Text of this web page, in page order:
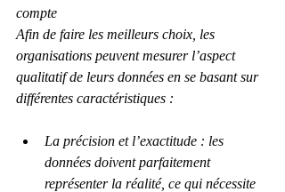
compte
Afin de faire les meilleurs choix, les
organisations peuvent mesurer l’aspect
qualitatif de leurs données en se basant sur
différentes caractéristiques :
La précision et l’exactitude : les
données doivent parfaitement
représenter la réalité, ce qui nécessite